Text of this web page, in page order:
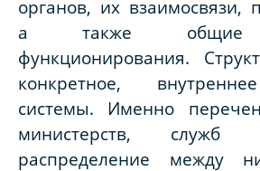
органов, их взаимосвязи,
а также общие
функционирования.
конкретное,
системы. Именно
министерств, служб
распределение между